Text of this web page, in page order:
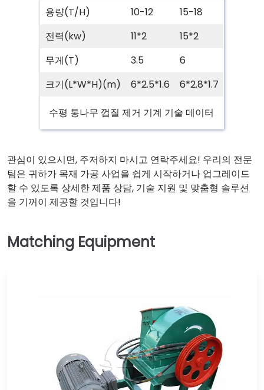
용량(T/H)
10-12
15-18
전력(kw)
11*2
15*2
무게(T)
3.5
6
크기(L*W*H)(m)
6*2.5*1.6 6*2.8*1.7
수평 통나무 껍질 제거 기계 기술 데이터
관심이 있으시면, 주저하지 마시고 연락주세요! 우리의 전문
팀은 귀하가 목재 가공 사업을 쉽게 시작하거나 업그레이드
할 수 있도록 상세한 제품 상담, 기술 지원 및 맞춤형 솔루션
을 기꺼이 제공할 것입니다!